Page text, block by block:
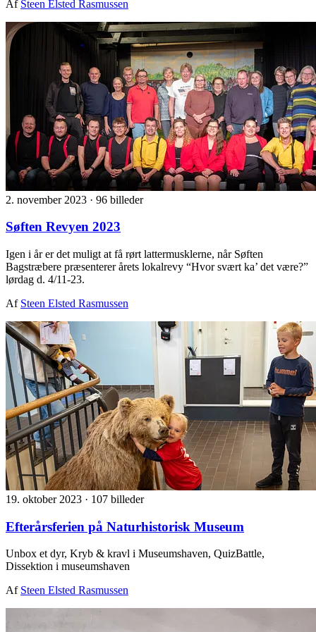
Af Steen Elsted Rasmussen
2. november 2023 · 96 billeder
Søften Revyen 2023
Igen i år er det muligt at få rørt lattermusklerne, når Søften
Bagstræbere præsenterer årets lokalrevy “Hvor svært ka’ det være?”
lørdag d. 4/11-23.
Af Steen Elsted Rasmussen
19. oktober 2023 · 107 billeder
Efterårsferien på Naturhistorisk Museum
Unbox et dyr, Kryb & kravl i Museumshaven, QuizBattle,
Dissektion i museumshaven
Af Steen Elsted Rasmussen